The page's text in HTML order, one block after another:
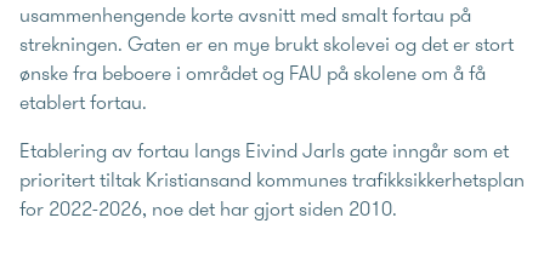
usammenhengende korte avsnitt med smalt fortau på
strekningen. Gaten er en mye brukt skolevei og det er stort
ønske fra beboere i området og FAU på skolene om å få
etablert fortau.
Etablering av fortau langs Eivind Jarls gate inngår som et
prioritert tiltak Kristiansand kommunes trafikksikkerhetsplan
for 2022-2026, noe det har gjort siden 2010.